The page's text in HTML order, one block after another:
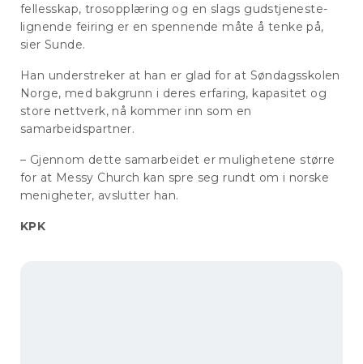
fellesskap, trosopplæring og en slags gudstjeneste-
lignende feiring er en spennende måte å tenke på,
sier Sunde.
Han understreker at han er glad for at Søndagsskolen
Norge, med bakgrunn i deres erfaring, kapasitet og
store nettverk, nå kommer inn som en
samarbeidspartner.
– Gjennom dette samarbeidet er mulighetene større
for at Messy Church kan spre seg rundt om i norske
menigheter, avslutter han.
KPK